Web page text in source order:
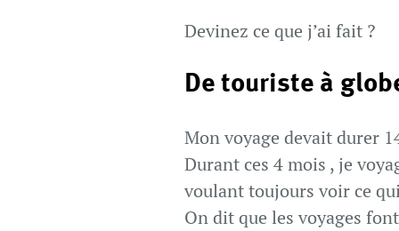
Devinez ce que j’ai fait ?
De touriste à
Mon voyage devait durer
Durant ces 4 mois , je
voulant toujours voir ce
On dit que les voyages